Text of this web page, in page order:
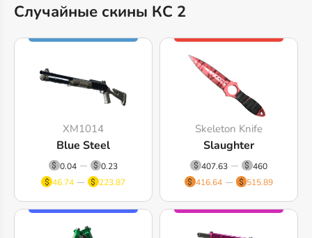
Случайные скины КС 2
XM1014
Blue Steel
0.04
0.23
46.74
223.87
Skeleton Knife
Slaughter
407.63
460
416.64
515.89